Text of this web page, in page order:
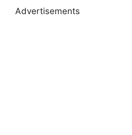
Advertisements